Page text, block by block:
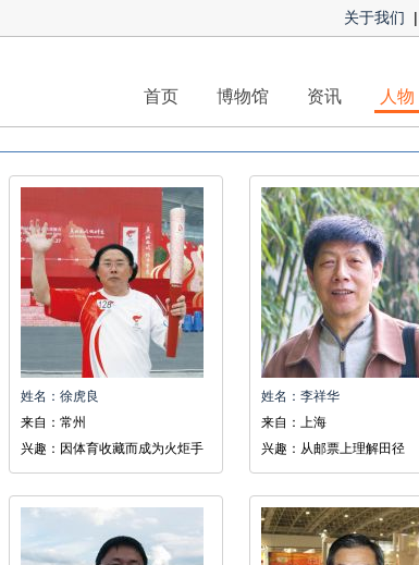
关于我们 |
首页 博物馆 资讯 人物
姓名：徐虎良
来自：常州
兴趣：因体育收藏而成为火炬手
姓名：李祥华
来自：上海
兴趣：从邮票上理解田径